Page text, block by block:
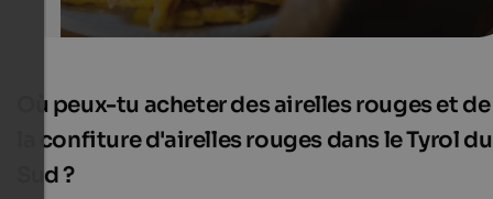
Où peux-tu acheter des airelles rouges et de
la confiture d'airelles rouges dans le Tyrol du
Sud ?